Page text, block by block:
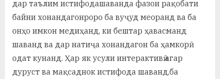
дар таълим истифодашаванда фазои рақобати
байни хонандагонроро ба вуҷуд меоранд ва ба
онҳо имкон медиҳанд, ки бештар ҳавасманд
шаванд ва дар натиҷа хонандагон ба ҳамкорӣ
одат кунанд. Ҳар як усули интерактивӣ агар
дуруст ва мақсаднок истифода шаванд,ба